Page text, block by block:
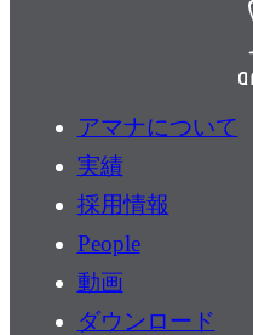
アマナについて
実績
採用情報
People
動画
ダウンロード